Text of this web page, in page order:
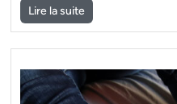
Lire la suite